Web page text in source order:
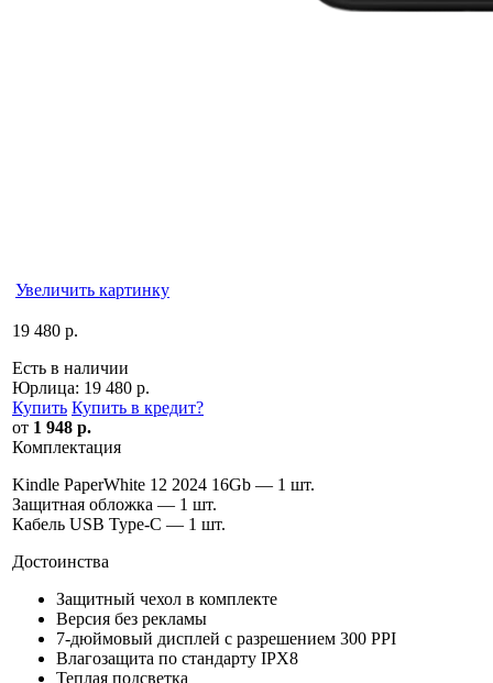
Увеличить картинку
19 480 р.
Есть в наличии
Юрлица: 19 480 р.
Купить Купить в кредит?
от 1 948 р.
Комплектация
Kindle PaperWhite 12 2024 16Gb — 1 шт.
Защитная обложка — 1 шт.
Кабель USB Type-C — 1 шт.
Достоинства
Защитный чехол в комплекте
Версия без рекламы
7-дюймовый дисплей с разрешением 300 PPI
Влагозащита по стандарту IPX8
Теплая подсветка